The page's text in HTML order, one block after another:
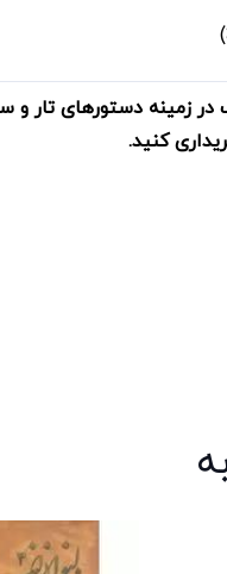
در زمینه دستورهای تار
کنید.